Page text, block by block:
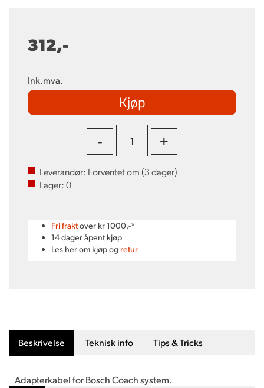
312,-
Ink.mva.
Kjøp
- +
Leverandør: Forventet om (3dager)
Lager:0
Fri fraktover kr 1000,-*
14 dager åpent kjøp
Les her om kjøp og retur
Beskrivelse Teknisk info Tips & Tricks
Adapterkabel for Bosch Coach system.